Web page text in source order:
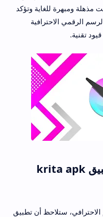
مذهلة ومبهرة للغاية وتؤكد
الرقمي الاحترافية
تقنية.
مزايا وقدرات تحميل تطبيق krita apk
ستلاحظ أن تطبيق